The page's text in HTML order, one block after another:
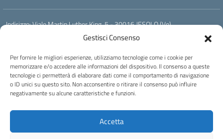
Gestisci Consenso
Per fornire le migliori esperienze, utilizziamo tecnologie come i cookie per
memorizzare e/o accedere alle informazioni del dispositivo. Il consenso a queste
tecnologie ci permetterà di elaborare dati come il comportamento di navigazione
o ID unici su questo sito. Non acconsentire o ritirare il consenso può influire
negativamente su alcune caratteristiche e funzioni.
Accetta
Indirizzo:Viale Martin Luther King, 5 - 30016 JESOLO (Ve)
Email:verh020008@istruzione.it
Codice fiscale: 93023530277
Codice meccanografico:VERH020008
Codice Indice delle Pubbliche Amministrazioni (IPA): istsc_verh020008
Codice unico di fatturazione (CUF): UFBI5A
Istituto professionale di Stato per l'enogastronomia e l'ospitalità
IPSEOA - ''Elena Cornaro"